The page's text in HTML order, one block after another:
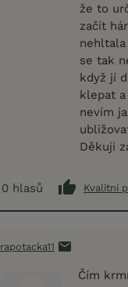
že to
začít
se tak
když jí
klepat
nevím
Děkuji
0 hlasů Kvalitní
rapotacka11
Čím